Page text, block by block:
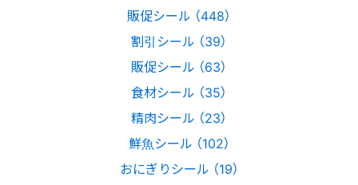
販促シール （448）
割引シール （39）
販促シール （63）
食材シール （35）
精肉シール （23）
鮮魚シール （102）
おにぎりシール （19）